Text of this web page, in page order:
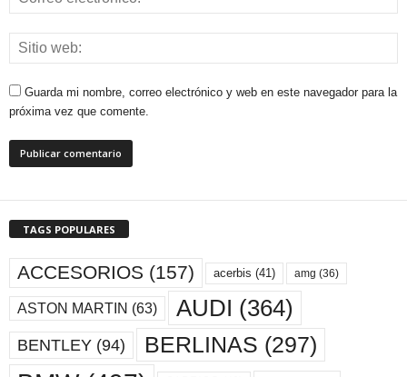
Guarda mi nombre, correo electrónico y web en este navegador para la
próxima vez que comente.
TAGS POPULARES
ACCESORIOS (157) acerbis (41) amg (36)
ASTON MARTIN (63) AUDI (364)
BENTLEY (94) BERLINAS (297)